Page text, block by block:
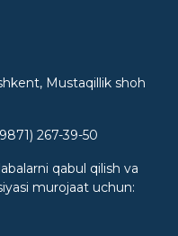
Mustaqillik shoh
267-39-50
qabul qilish va
murojaat uchun: